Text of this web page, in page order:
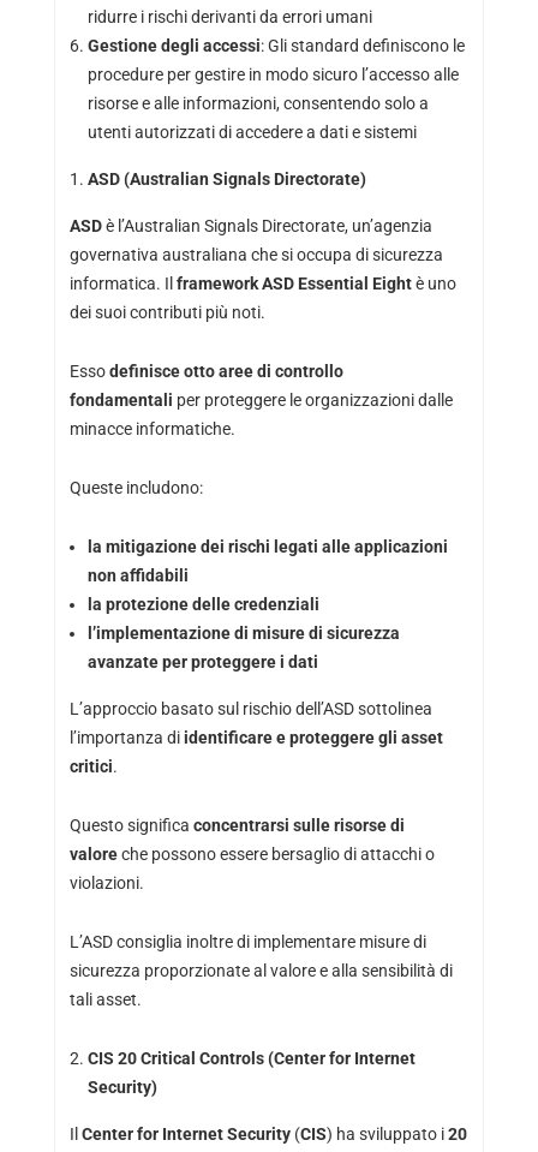
ridurre i rischi derivanti da errori umani
Gestione degli accessi: Gli standard definiscono le
procedure per gestire in modo sicuro l’accesso alle
risorse e alle informazioni, consentendo solo a
utenti autorizzati di accedere a dati e sistemi
ASD (Australian Signals Directorate)
ASDè l’Australian Signals Directorate, un’agenzia
governativa australiana che si occupa di sicurezza
informatica. Il framework ASD Essential Eightè uno
dei suoi contributi più noti.
Essodefinisce otto aree di controllo
fondamentali per proteggere le organizzazioni dalle
minacce informatiche.
Queste includono:
la mitigazione dei rischi legati alle applicazioni
non affidabili
la protezione delle credenziali
l’implementazione di misure di sicurezza
avanzate per proteggere i dati
L’approccio basato sul rischio dell’ASD sottolinea
l’importanza diidentificare e proteggere gli asset
critici.
Questo significa concentrarsi sulle risorse di
valoreche possono essere bersaglio di attacchi o
violazioni.
L’ASD consiglia inoltre di implementare misure di
sicurezza proporzionate al valore e alla sensibilità di
tali asset.
CIS 20 Critical Controls (Center for Internet
Security)
Il Center for Internet Security(CIS) ha sviluppato i20